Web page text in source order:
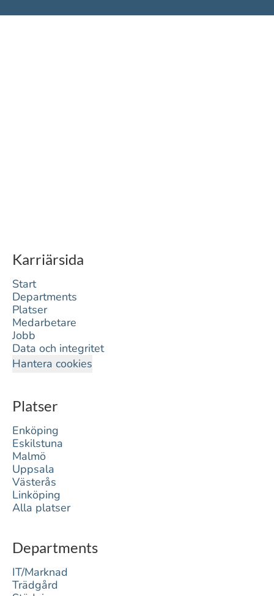
Karriärsida
Start
Departments
Platser
Medarbetare
Jobb
Data och integritet
Hantera cookies
Platser
Enköping
Eskilstuna
Malmö
Uppsala
Västerås
Linköping
Alla platser
Departments
IT/Marknad
Trädgård